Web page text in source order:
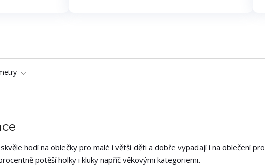
hodí na oblečky pro malé i větší děti a dobře vypadají i na oblečení pro
potěší holky i kluky napříč věkovými kategoriemi.